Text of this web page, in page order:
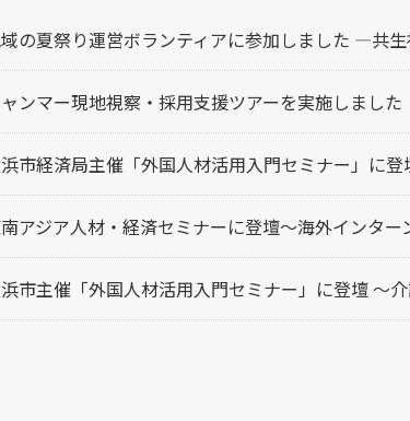
の夏祭り運営ボランティアに参加しました ―共
ンマー現地視察・採用支援ツアーを実施しました
市経済局主催「外国人材活用入門セミナー」に登
アジア人材・経済セミナーに登壇～海外インタ
市主催「外国人材活用入門セミナー」に登壇 ～